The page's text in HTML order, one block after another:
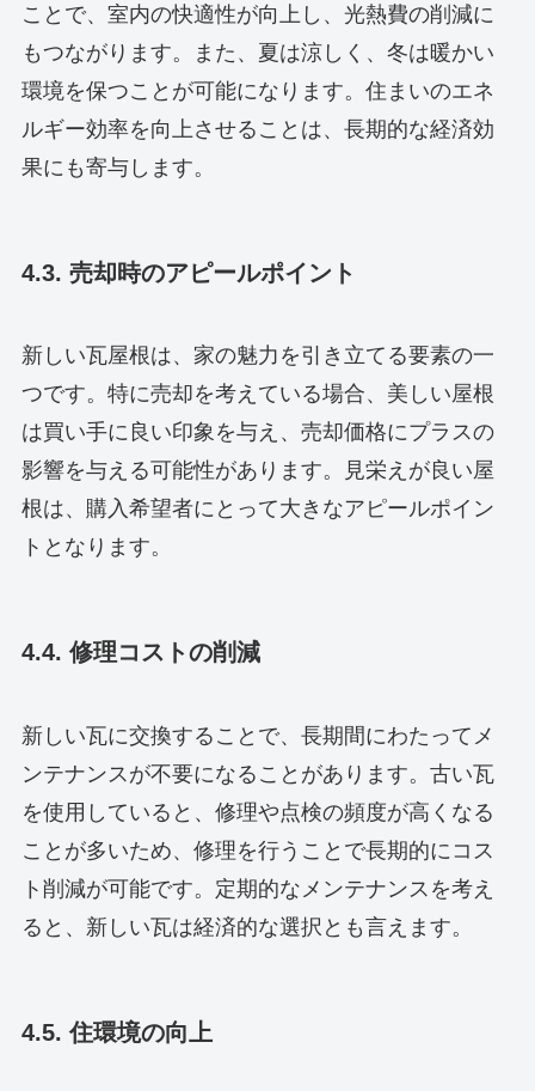
ことで、室内の快適性が向上し、光熱費の削減に
もつながります。また、夏は涼しく、冬は暖かい
環境を保つことが可能になります。住まいのエネ
ルギー効率を向上させることは、長期的な経済効
果にも寄与します。
4.3. 売却時のアピールポイント
新しい瓦屋根は、家の魅力を引き立てる要素の一
つです。特に売却を考えている場合、美しい屋根
は買い手に良い印象を与え、売却価格にプラスの
影響を与える可能性があります。見栄えが良い屋
根は、購入希望者にとって大きなアピールポイン
トとなります。
4.4. 修理コストの削減
新しい瓦に交換することで、長期間にわたってメ
ンテナンスが不要になることがあります。古い瓦
を使用していると、修理や点検の頻度が高くなる
ことが多いため、修理を行うことで長期的にコス
ト削減が可能です。定期的なメンテナンスを考え
ると、新しい瓦は経済的な選択とも言えます。
4.5. 住環境の向上